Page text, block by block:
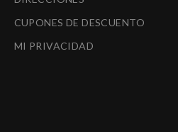
CUPONES DE DESCUENTO
MI PRIVACIDAD